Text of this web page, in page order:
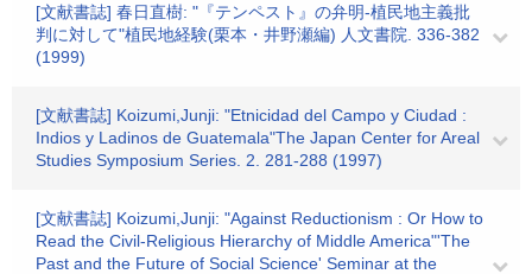
[文献書誌] 春日直樹: "『テンペスト』の弁明-植民地主義批
判に対して"植民地経験(栗本・井野瀬編) 人文書院. 336-382
(1999)
[文献書誌] Koizumi,Junji: "Etnicidad del Campo y Ciudad :
Indios y Ladinos de Guatemala"The Japan Center for Areal
Studies Symposium Series. 2. 281-288 (1997)
[文献書誌] Koizumi,Junji: "Against Reductionism : Or How to
Read the Civil-Religious Hierarchy of Middle America"'The
Past and the Future of Social Science' Seminar at the